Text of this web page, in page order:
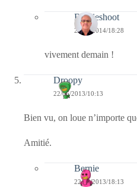
Bernieshoot
26/08/2014/18:28
vivement demain !
Droopy
22/06/2013/10:13
Bien vu, on loue n’importe
Amitié.
Bernie
22/06/2013/18:13